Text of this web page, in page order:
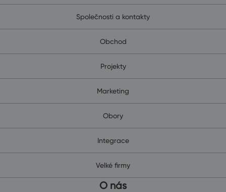
Společnosti a kontakty
Obchod
Projekty
Marketing
Obory
Integrace
Velké firmy
O nás